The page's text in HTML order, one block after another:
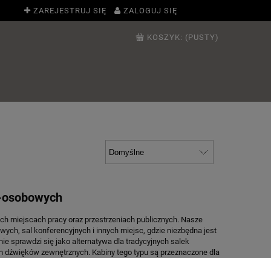
ZAREJESTRUJ SIĘ ZALOGUJ SIĘ
KOSZYK: (PUSTY)
miejscach pracy oraz przestrzeniach publicznych. Nasze
sal konferencyjnych i innych miejsc, gdzie niezbędna jest
sprawdzi się jako alternatywa dla tradycyjnych salek
zewnętrznych. Kabiny tego typu są przeznaczone dla